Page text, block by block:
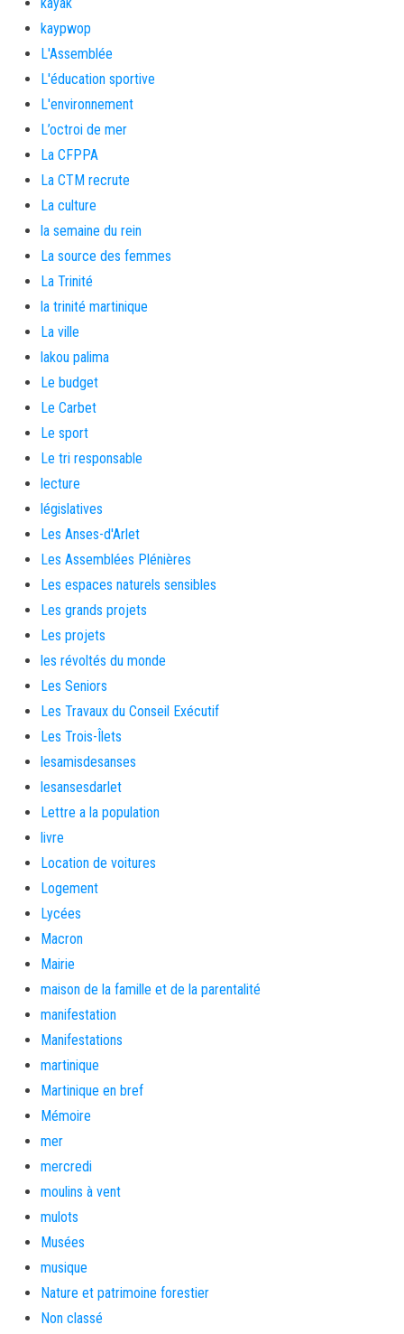
kaypwop
L'Assemblée
L'éducation sportive
L'environnement
L’octroi de mer
La CFPPA
La CTM recrute
La culture
la semaine du rein
La source des femmes
La Trinité
la trinité martinique
La ville
lakou palima
Le budget
Le Carbet
Le sport
Le tri responsable
lecture
législatives
Les Anses-d'Arlet
Les Assemblées Plénières
Les espaces naturels sensibles
Les grands projets
Les projets
les révoltés du monde
Les Seniors
Les Travaux du Conseil Exécutif
Les Trois-Îlets
lesamisdesanses
lesansesdarlet
Lettre a la population
livre
Location de voitures
Logement
Lycées
Macron
Mairie
maison de la famille et de la parentalité
manifestation
Manifestations
martinique
Martinique en bref
Mémoire
mer
mercredi
moulins à vent
mulots
Musées
musique
Nature et patrimoine forestier
Non classé